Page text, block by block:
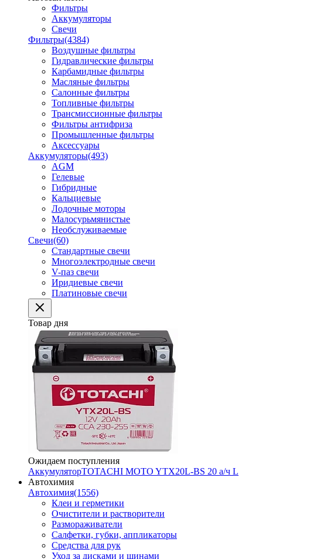
Фильтры
Аккумуляторы
Свечи
Фильтры(4384)
Воздушные фильтры
Гидравлические фильтры
Карбамидные фильтры
Масляные фильтры
Салонные фильтры
Топливные фильтры
Трансмиссионные фильтры
Фильтры антифриза
Промышленные фильтры
Аксессуары
Аккумуляторы(493)
AGM
Гелевые
Гибридные
Кальциевые
Лодочные моторы
Малосурьмянистые
Необслуживаемые
Свечи(60)
Стандартные свечи
Многоэлектродные свечи
V-паз свечи
Иридиевые свечи
Платиновые свечи
Товар дня
Ожидаем поступления
АккумуляторTOTACHI MOTO YTX20L-BS 20 а/ч L
Автохимия
Автохимия(1556)
Клеи и герметики
Очистители и растворители
Размораживатели
Салфетки, губки, аппликаторы
Средства для рук
Уход за дисками и шинами